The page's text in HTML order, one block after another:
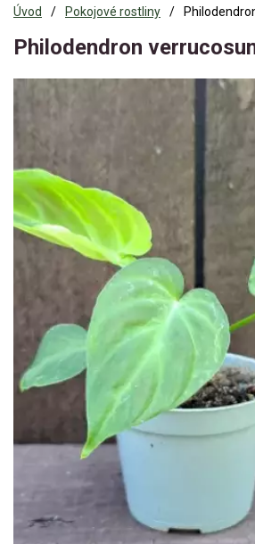
Úvod Pokojové rostliny
Philodendron